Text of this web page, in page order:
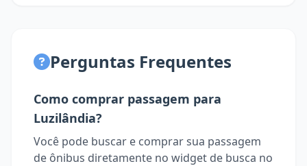
Perguntas Frequentes
Como comprar passagem para
Luzilândia?
Você pode buscar e comprar sua passagem
de ônibus diretamente no widget de busca no